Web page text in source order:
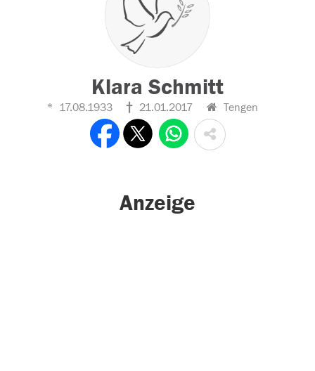
Klara Schmitt
17.08.1933 21.01.2017 Tengen
Anzeige